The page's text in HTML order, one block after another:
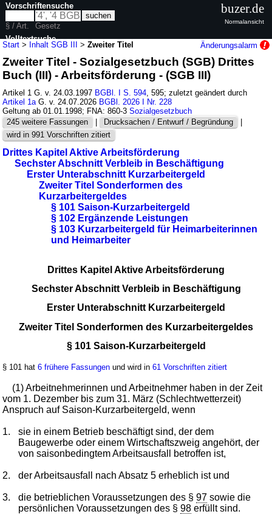
Start > Inhalt SGB III >Zweiter Titel Änderungsalarm
Zweiter Titel - Sozialgesetzbuch (SGB) Drittes
Buch (III) - Arbeitsförderung - (SGB III)
Artikel 1 G. v. 24.03.1997 BGBl. I S. 594 , 595; zuletzt geändert durch
Artikel 1a G. v. 24.07.2026 BGBl. 2026 I Nr. 228
Geltung ab 01.01.1998; FNA: 860-3Sozialgesetzbuch
245 weitere Fassungen
| Drucksachen / Entwurf / Begründung
|
wird in 991 Vorschriften zitiert
Drittes Kapitel Aktive Arbeitsförderung
Sechster Abschnitt Verbleib in Beschäftigung
Erster Unterabschnitt Kurzarbeitergeld
Zweiter Titel Sonderformen des
Kurzarbeitergeldes
§ 101 Saison-Kurzarbeitergeld
§ 102 Ergänzende Leistungen
§ 103 Kurzarbeitergeld für Heimarbeiterinnen
und Heimarbeiter
Drittes Kapitel Aktive Arbeitsförderung
Sechster Abschnitt Verbleib in Beschäftigung
Erster Unterabschnitt Kurzarbeitergeld
Zweiter Titel Sonderformen des Kurzarbeitergeldes
§ 101 Saison-Kurzarbeitergeld
§ 101 hat6 frühere Fassungen und wird in61 Vorschriften zitiert
(1) Arbeitnehmerinnen und Arbeitnehmer haben in der Zeit
vom 1. Dezember bis zum 31. März (Schlechtwetterzeit)
Anspruch auf Saison-Kurzarbeitergeld, wenn
1.
sie in einem Betrieb beschäftigt sind, der dem
Baugewerbe oder einem Wirtschaftszweig angehört, der
von saisonbedingtem Arbeitsausfall betroffen ist,
2. der Arbeitsausfall nach Absatz 5 erheblich ist und
3. die betrieblichen Voraussetzungen des §97 sowie die
persönlichen Voraussetzungen des §98 erfüllt sind.
Vorschriftensuche
§ / Art.
Gesetz
Volltextsuche
nur in SGB III
buzer.de
Normalansicht